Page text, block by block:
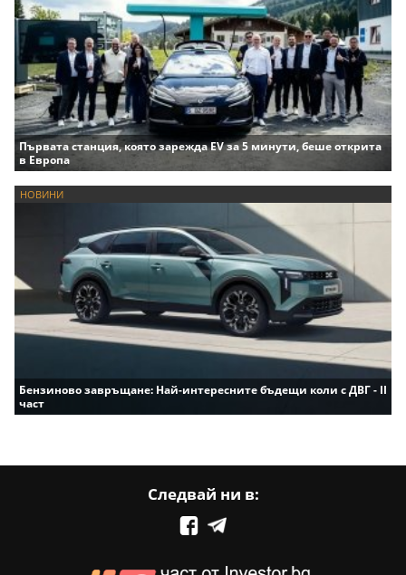
Първата станция, която зарежда EV за 5 минути, беше открита
в Европа
НОВИНИ
Бензиново завръщане: Най-интересните бъдещи коли с ДВГ - II
част
Следвай ни в: